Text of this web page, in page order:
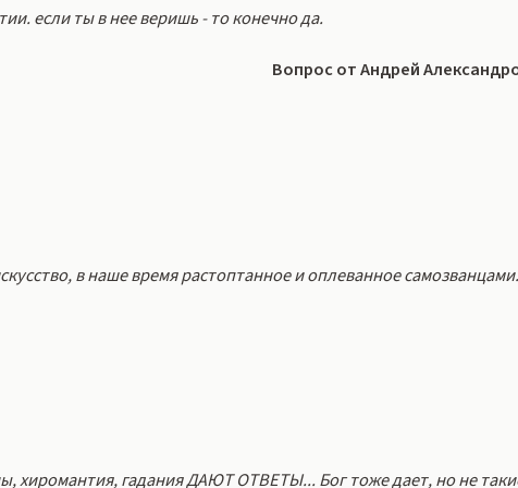
если ты в нее веришь - то конечно да.
Вопрос от Андрей
в наше время растоптанное и оплеванное самозванцами.
хиромантия, гадания ДАЮТ ОТВЕТЫ... Бог тоже дает, но не